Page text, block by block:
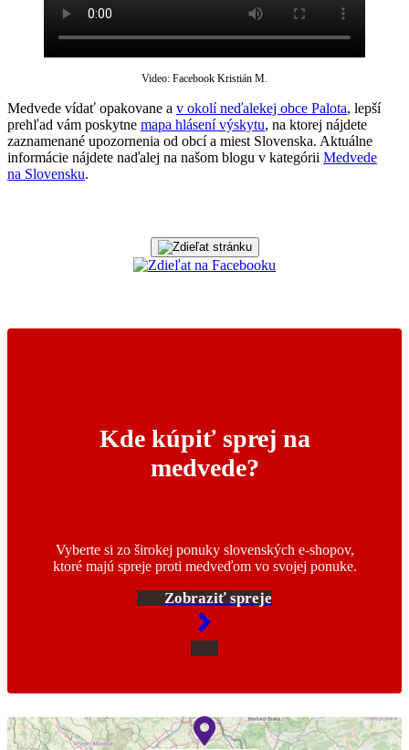
Video: Facebook Kristián M.
Medvede vídať opakovane a v okolí neďalekej obce Palota, lepší
prehľad vám poskytne mapa hlásení výskytu, na ktorej nájdete
zaznamenané upozornenia od obcí a miest Slovenska. Aktuálne
informácie nájdete naďalej na našom blogu v kategórii Medvede
na Slovensku.
Kde kúpiť sprej na
medvede?
Vyberte si zo širokej ponuky slovenských e-shopov,
ktoré majú spreje proti medveďom vo svojej ponuke.
Zobraziť spreje